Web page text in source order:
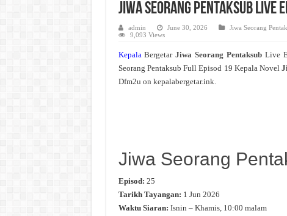
Jiwa Seorang Pentaksub Live
admin June 30, 2026 Jiwa Seorang
9,093 Views
KepalaBergetarJiwa Seorang PentaksubLive
Seorang Pentaksub Full Episod 19 Kepala Novel
Dfm2u on kepalabergetar.ink.
Jiwa Seorang
Episod: 25
Tarikh Tayangan: 1 Jun 2026
Waktu Siaran: Isnin – Khamis, 10:00 malam